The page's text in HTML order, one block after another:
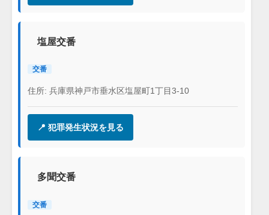
塩屋交番
交番
住所: 兵庫県神戸市垂水区塩屋町1丁目3-10
📍 犯罪発生状況を見る
多聞交番
交番